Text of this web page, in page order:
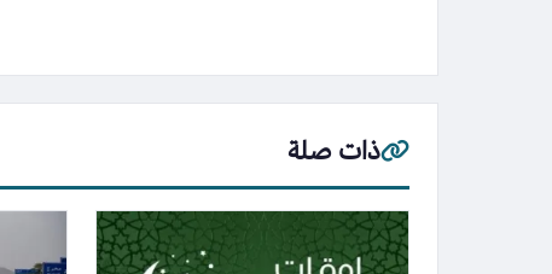
ذات صلة